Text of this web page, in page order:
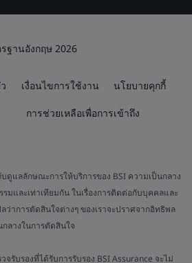
ฐานอังกฤษ 2026
เงื่อนไขการใช้งาน นโยบายคุกกี้
การช่วยเหลือเพื่อการเข้าถึง
ดูแลลักษณะการให้บริการของ BSI ความเป็นกลาง
มและเท่าเทียมกัน ในเรื่องการติดต่อกับบุคคลและ
าการตัดสินใจต่างๆ ของเราจะปราศจากอิทธิพล
ลางในการตัดสินใจ
รับรองที่ได้รับการรับรอง BSI Assurance จะไม่